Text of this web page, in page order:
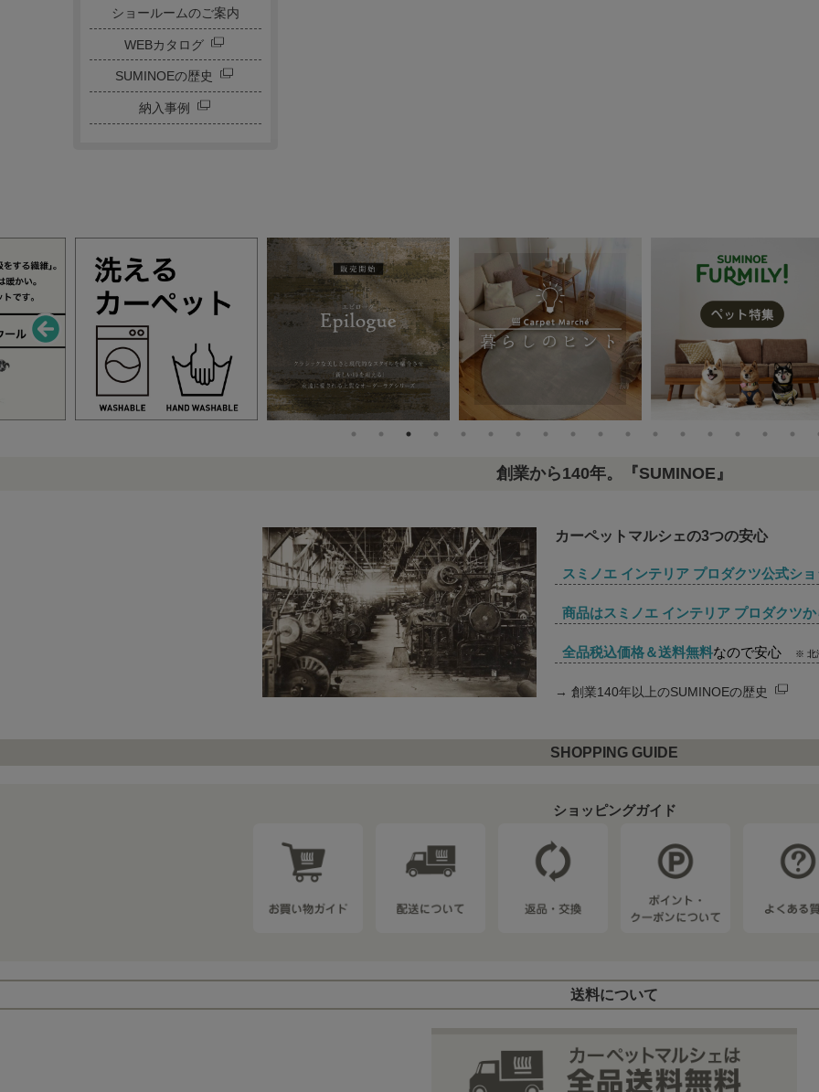
ショールームのご案内
WEBカタログ
SUMINOEの歴史
納入事例
創業から140年。『SUMINOE』
カーペットマルシェの3つの安心
スミノエ インテリア プロダクツ公式ショ
商品はスミノエ インテリア プロダクツ
全品税込価格＆送料無料なので安心 ※ 北
→ 創業140年以上のSUMINOEの歴史
SHOPPING GUIDE
ショッピングガイド
送料について